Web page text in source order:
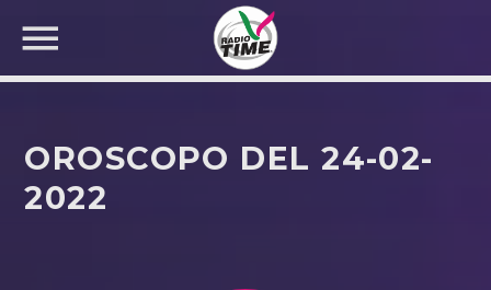
OROSCOPO DEL 24-02-
2022